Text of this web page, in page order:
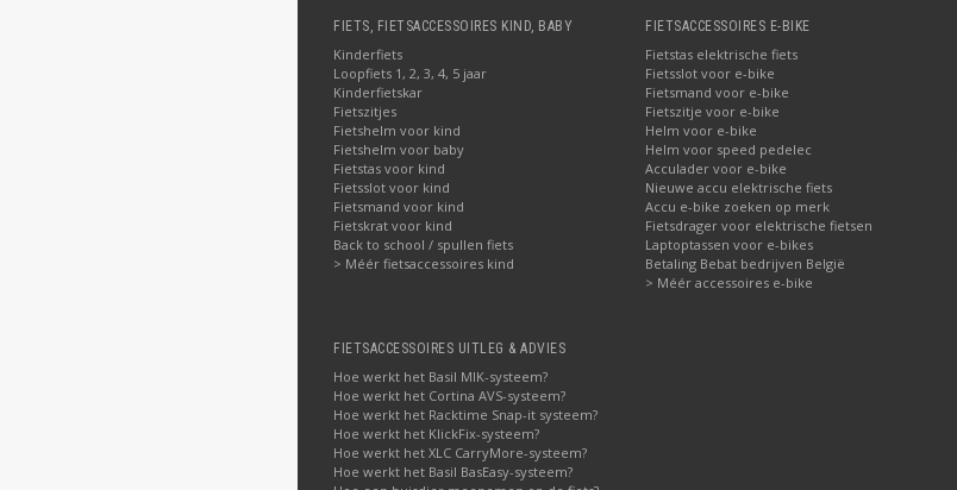
FIETS, FIETSACCESSOIRES KIND, BABY
Kinderfiets
Loopfiets 1, 2, 3, 4, 5 jaar
Kinderfietskar
Fietszitjes
Fietshelm voor kind
Fietshelm voor baby
Fietstas voor kind
Fietsslot voor kind
Fietsmand voor kind
Fietskrat voor kind
Back to school / spullen fiets
> Méér fietsaccessoires kind
FIETSACCESSOIRES E-BIKE
Fietstas elektrische fiets
Fietsslot voor e-bike
Fietsmand voor e-bike
Fietszitje voor e-bike
Helm voor e-bike
Helm voor speed pedelec
Acculader voor e-bike
Nieuwe accu elektrische fiets
Accu e-bike zoeken op merk
Fietsdrager voor elektrische fietsen
Laptoptassen voor e-bikes
Betaling Bebat bedrijven België
> Méér accessoires e-bike
FIETSACCESSOIRES UITLEG & ADVIES
Hoe werkt het Basil MIK-systeem?
Hoe werkt het Cortina AVS-systeem?
Hoe werkt het Racktime Snap-it systeem?
Hoe werkt het KlickFix-systeem?
Hoe werkt het XLC CarryMore-systeem?
Hoe werkt het Basil BasEasy-systeem?